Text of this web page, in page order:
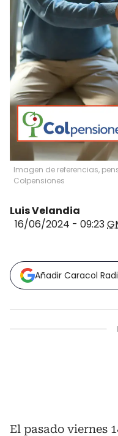
Imagen de referencias,
Colpensiones
Luis Velandia
16/06/2024 - 09:23
Añadir Caracol
El pasado viernes